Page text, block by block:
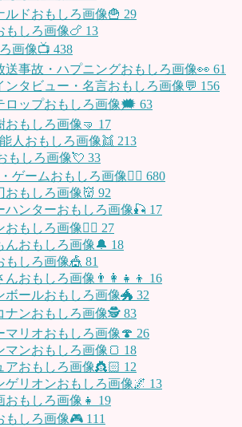
ルドおもしろ画像🍟 29
もしろ画像🍗 13
画像📺 438
送事故・ハプニングおもしろ画像👀 61
ンタビュー・名言おもしろ画像💬 156
ロップおもしろ画像🗯 63
おもしろ画像🤜 17
人おもしろ画像👯 213
もしろ画像💘 33
ゲームおもしろ画像🧚‍♀️ 680
おもしろ画像👹 92
ハンターおもしろ画像🎣 17
おもしろ画像🤹‍♂️ 27
んおもしろ画像🔔 18
もしろ画像🎪 81
んおもしろ画像👨‍👩‍👧‍👦 16
ボールおもしろ画像🐲 32
ナンおもしろ画像🕵️ 83
マリオおもしろ画像🍄 26
マンおもしろ画像🍞 18
アおもしろ画像👸🏻 12
ゲリオンおもしろ画像🌌 13
おもしろ画像👧 19
もしろ画像🎮 111